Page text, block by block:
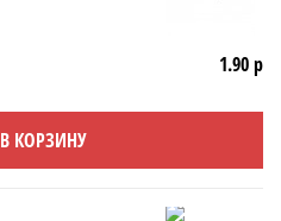
1.90 р
В КОРЗИНУ